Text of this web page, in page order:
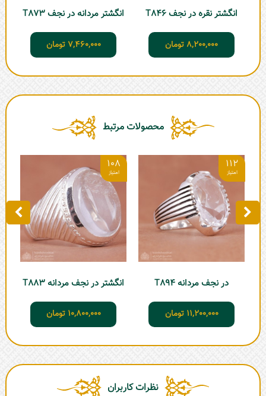
انگشتر نقره در نجف T846
8,200,000 تومان
انگشتر مردانه در نجف T873
7,460,000 تومان
محصولات مرتبط
112
در نجف مردانه T894
11,200,000 تومان
108
انگشتر در نجف مردانه T883
10,800,000 تومان
نظرات کاربران